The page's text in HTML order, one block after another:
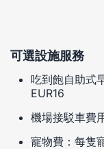
可選設施服務
吃到飽自助式
EUR16
機場接駁車費
寵物費：每隻